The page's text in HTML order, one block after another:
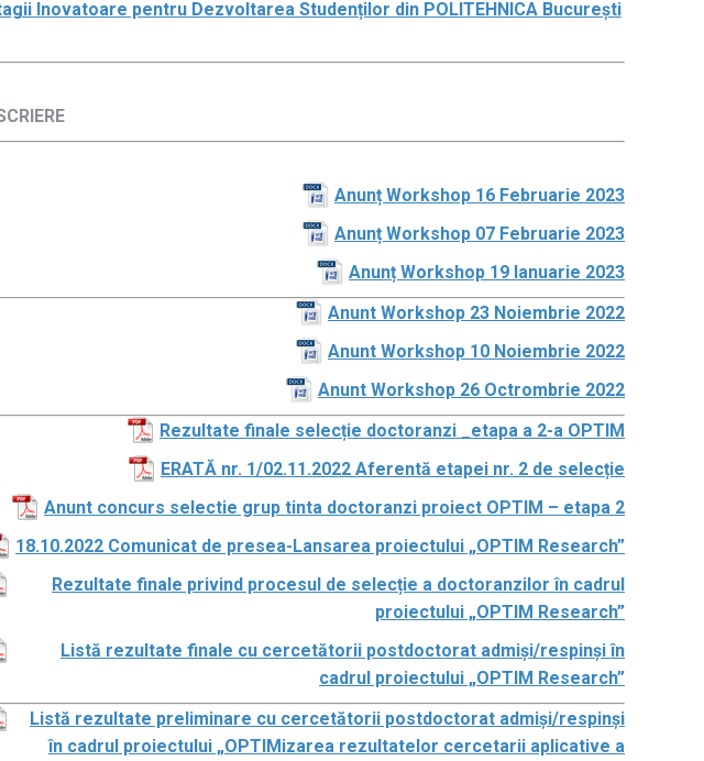
Inovatoare pentru Dezvoltarea Studenților din POLITEHNICA București
Anunț Workshop 16 Februarie 2023
Anunț Workshop 07 Februarie 2023
Anunț Workshop 19 Ianuarie 2023
Anunt Workshop 23 Noiembrie 2022
Anunt Workshop 10 Noiembrie 2022
Anunt Workshop 26 Octrombrie 2022
Rezultate finale selecție doctoranzi _etapa a 2-a OPTIM
ERATĂ nr. 1/02.11.2022 Aferentă etapei nr. 2 de selecție
Anunt concurs selectie grup tinta doctoranzi proiect OPTIM – etapa 2
18.10.2022 Comunicat de presea-Lansarea proiectului „OPTIM Research”
Rezultate finale privind procesul de selecție a doctoranzilor în cadrul
proiectului „OPTIM Research”
Listă rezultate finale cu cercetătorii postdoctorat admiși/respinși în
cadrul proiectului „OPTIM Research”
Listă rezultate preliminare cu cercetătorii postdoctorat admiși/respinși
în cadrul proiectului „OPTIMizarea rezultatelor cercetarii aplicative a